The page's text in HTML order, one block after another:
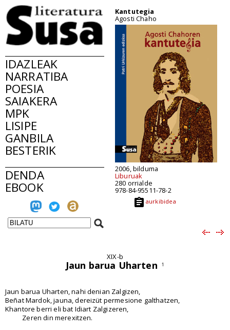
IDAZLEAK
NARRATIBA
POESIA
SAIAKERA
MPK
LISIPE
GANBILA
BESTERIK
DENDA
EBOOK
Kantutegia
Agosti Chaho
2006, bilduma
Liburuak
280 orrialde
978-84-95511-78-2
aurkibidea
XIX-b
Jaun barua Uharten 1
Jaun barua Uharten, nahi denian Zalgizen,
Beñat Mardok, jauna, dereizüt permesione galthatzen,
Khantore berri eli bat Idiart Zalgizeren,
Zeren din merexitzen.